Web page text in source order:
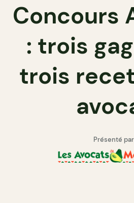
Concours
: trois
trois
Présenté par